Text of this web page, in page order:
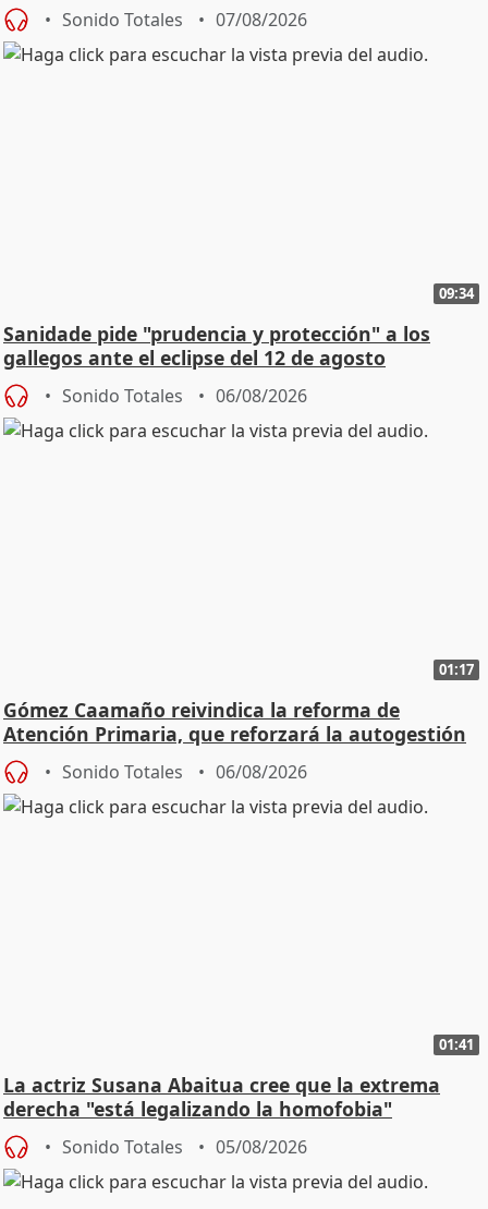
Sonido Totales 07/08/2026
09:34
Sanidade pide "prudencia y protección" a los
gallegos ante el eclipse del 12 de agosto
Sonido Totales 06/08/2026
01:17
Gómez Caamaño reivindica la reforma de
Atención Primaria, que reforzará la autogestión
Sonido Totales 06/08/2026
01:41
La actriz Susana Abaitua cree que la extrema
derecha "está legalizando la homofobia"
Sonido Totales 05/08/2026